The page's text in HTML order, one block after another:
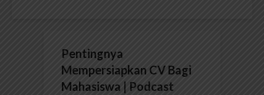
Pentingnya
Mempersiapkan CV Bagi
Mahasiswa | Podcast